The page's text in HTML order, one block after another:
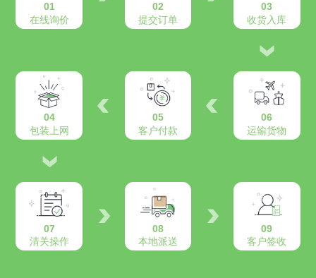
01
在线询价
02
提交订单
03
收货入库
04
包装上网
05
客户付款
06
运输货物
07
清关操作
08
本地派送
09
客户签收